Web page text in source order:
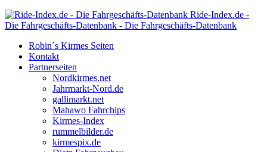
Ride-Index.de -
Die Fahrgeschäfts-Datenbank - Die Fahrgeschäfts-Datenbank
Robin´s Kirmes Seiten
Kontakt
Partnerseiten
Nordkirmes.net
Jahrmarkt-Nord.de
gallimarkt.net
Mahawo Fahrchips
Kirmes-Index
rummelbilder.de
kirmespix.de